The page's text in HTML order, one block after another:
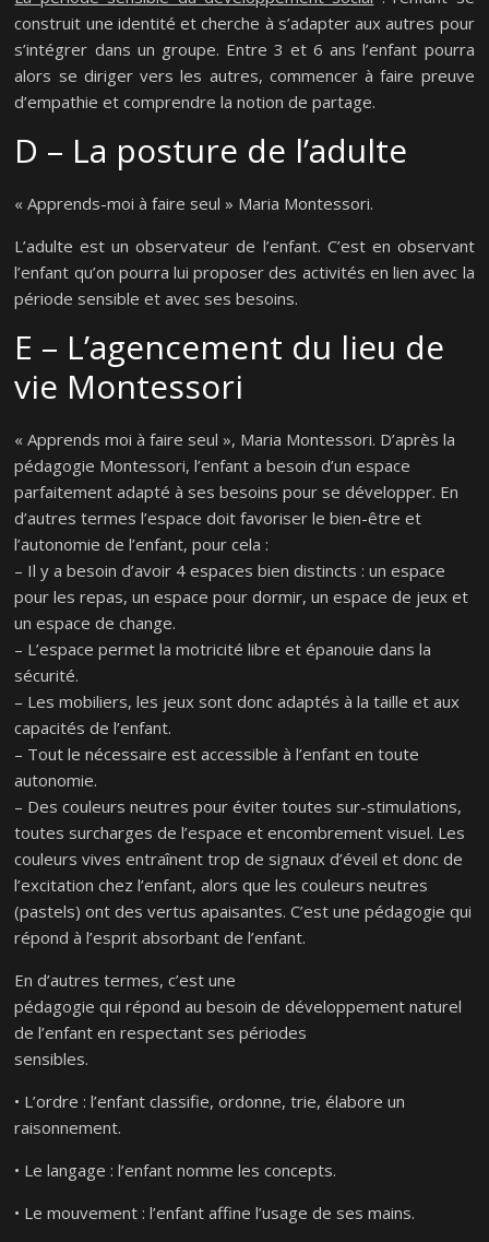
construit une identité et cherche à s’adapter aux autres pour
s’intégrer dans un groupe. Entre 3 et 6 ans l’enfant pourra
alors se diriger vers les autres, commencer à faire preuve
d’empathie et comprendre la notion de partage.
D – La posture de l’adulte
« Apprends-moi à faire seul » Maria Montessori.
L’adulte est un observateur de l’enfant. C’est en observant
l’enfant qu’on pourra lui proposer des activités en lien avec la
période sensible et avec ses besoins.
E – L’agencement du lieu de
vie Montessori
« Apprends moi à faire seul », Maria Montessori. D’après la
pédagogie Montessori, l’enfant a besoin d’un espace
parfaitement adapté à ses besoins pour se développer. En
d’autres termes l’espace doit favoriser le bien-être et
l’autonomie de l’enfant, pour cela :
– Il y a besoin d’avoir 4 espaces bien distincts : un espace
pour les repas, un espace pour dormir, un espace de jeux et
un espace de change.
– L’espace permet la motricité libre et épanouie dans la
sécurité.
– Les mobiliers, les jeux sont donc adaptés à la taille et aux
capacités de l’enfant.
– Tout le nécessaire est accessible à l’enfant en toute
autonomie.
– Des couleurs neutres pour éviter toutes sur-stimulations,
toutes surcharges de l’espace et encombrement visuel. Les
couleurs vives entraînent trop de signaux d’éveil et donc de
l’excitation chez l’enfant, alors que les couleurs neutres
(pastels) ont des vertus apaisantes. C’est une pédagogie qui
répond à l’esprit absorbant de l’enfant.
En d’autres termes, c’est une
pédagogie qui répond au besoin de développement naturel
de l’enfant en respectant ses périodes
sensibles.
• L’ordre : l’enfant classifie, ordonne, trie, élabore un
raisonnement.
• Le langage : l’enfant nomme les concepts.
• Le mouvement : l’enfant affine l’usage de ses mains.